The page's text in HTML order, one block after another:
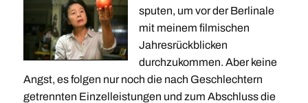
sputen, um vor der Berlinale
mit meinem filmischen
Jahresrückblicken
durchzukommen. Aber keine
Angst, es folgen nur noch die nach Geschlechtern
getrennten Einzelleistungen und zum Abschluss die